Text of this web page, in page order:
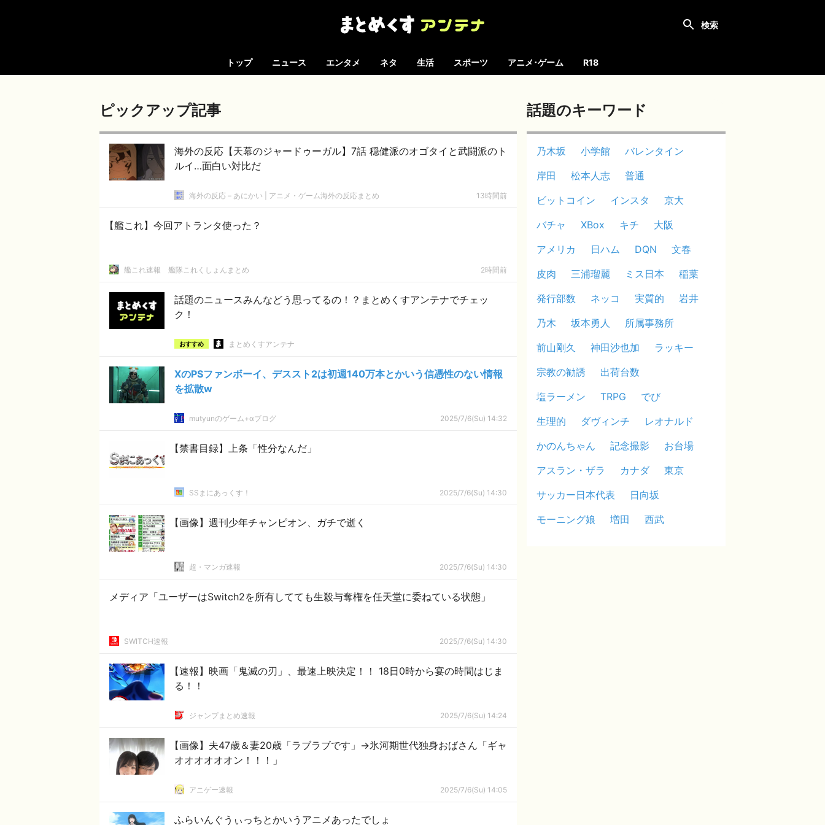
トップ ニュース エンタメ ネタ 生活 スポーツ アニメ･ゲーム R18
ピックアップ記事
海外の反応【天幕のジャードゥーガル】7話 穏健派のオゴタイと武闘派のト
ルイ…面白い対比だ
海外の反応 – あにかい | アニメ・ゲーム海外の反応まとめ 13時間前
【艦これ】今回アトランタ使った？
艦これ速報 艦隊これくしょんまとめ 2時間前
話題のニュースみんなどう思ってるの！？まとめくすアンテナでチェッ
ク！
おすすめ まとめくすアンテナ
XのPSファンボーイ、デススト2は初週140万本とかいう信憑性のない情報
を拡散w
mutyunのゲーム+αブログ 2025/7/6(Su) 14:32
【禁書目録】上条「性分なんだ」
SSまにあっくす！ 2025/7/6(Su) 14:30
【画像】週刊少年チャンピオン、ガチで逝く
超・マンガ速報 2025/7/6(Su) 14:30
メディア「ユーザーはSwitch2を所有してても生殺与奪権を任天堂に委ねている状態」
SWITCH速報 2025/7/6(Su) 14:30
【速報】映画「鬼滅の刃」、最速上映決定！！ 18日0時から宴の時間はじま
る！！
ジャンプまとめ速報 2025/7/6(Su) 14:24
【画像】夫47歳＆妻20歳「ラブラブです」→氷河期世代独身おばさん「ギャ
オオオオオオン！！！」
アニゲー速報 2025/7/6(Su) 14:05
ふらいんぐうぃっちとかいうアニメあったでしょ
話題のキーワード
乃木坂 小学館
バレンタイン
岸田
松本人志
普通
ビットコイン
インスタ
京大
バチャ
XBox キチ
大阪
アメリカ
日ハム DQN
文春
皮肉
三浦瑠麗 ミス日本
稲葉
発行部数
ネッコ 実質的
岩井
乃木
坂本勇人
所属事務所
前山剛久
神田沙也加
ラッキー
宗教の勧誘
出荷台数
塩ラーメン
TRPG
でび
生理的
ダヴィンチ
レオナルド
かのんちゃん
記念撮影
お台場
アスラン・ザラ
カナダ
東京
サッカー日本代表
日向坂
モーニング娘
増田 西武